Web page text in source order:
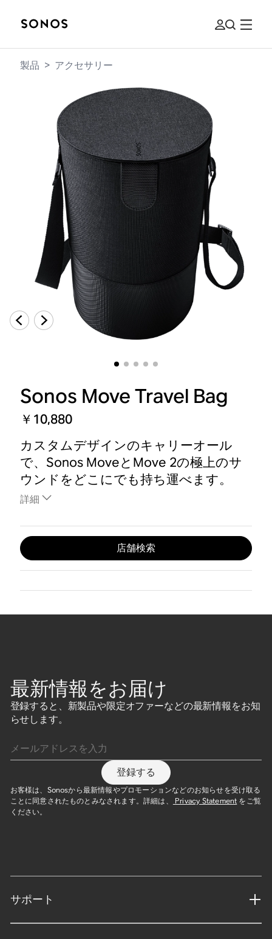
製品 > アクセサリー
Sonos Move Travel Bag
￥10,880
カスタムデザインのキャリーオール
で、Sonos MoveとMove 2の極上のサ
ウンドをどこにでも持ち運べます。
詳細
店舗検索
最新情報をお届け
登録すると、新製品や限定オファーなどの最新情報をお知
らせします。
登録する
お客様は、Sonosから最新情報やプロモーションなどのお知らせを受け取る
ことに同意されたものとみなされます。詳細は、
Privacy Statement をご覧
ください。
サポート